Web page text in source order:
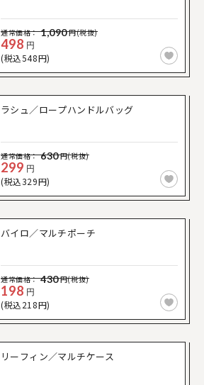
通常価格： 1,090円(税抜)
498 円
(税込548円)
ラシュ／ロープハンドルバッグ
通常価格： 630円(税抜)
299 円
(税込329円)
バイロ／マルチポーチ
通常価格： 430円(税抜)
198 円
(税込218円)
リーフィン／マルチケース